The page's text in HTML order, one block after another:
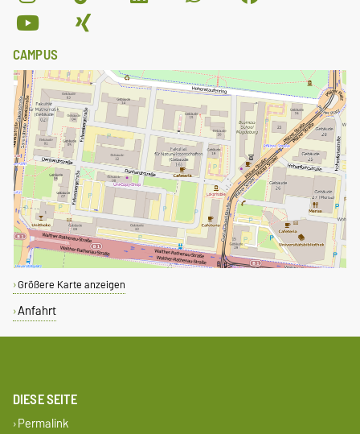
CAMPUS
Größere Karte anzeigen
Anfahrt
DIESE SEITE
Permalink